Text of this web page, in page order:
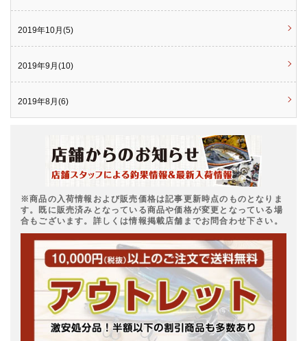
2019年10月(5)
2019年9月(10)
2019年8月(6)
※商品の入荷情報および販売価格は記事更新時点のものとなりま
す。既に販売済みとなっている商品や価格が変更となっている場
合もございます。詳しくは情報掲載店舗までお問合わせ下さい。